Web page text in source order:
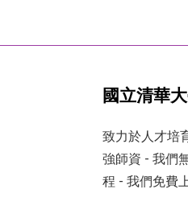
國立清華
致力於人才培
強師資 - 我們
程 - 我們免費